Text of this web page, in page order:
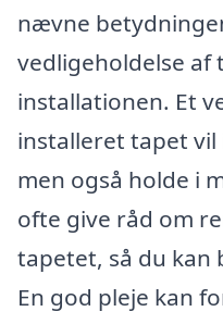
nævne
vedligeholdelse
installationen. Et
installeret tapet
men også holde i
ofte give råd om
tapetet, så du kan
En god pleje kan